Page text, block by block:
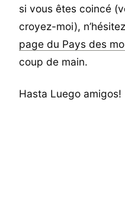
si vous êtes coincé
croyez-moi),
page du Pays des
coup de main.
Hasta Luego amigos!